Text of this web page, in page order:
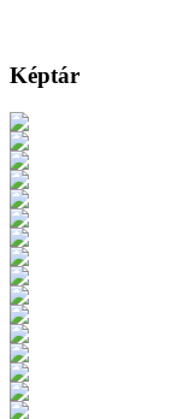
Képtár